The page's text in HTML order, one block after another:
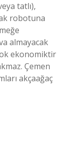
tatlı),
robotuna
almayacak
ekonomiktir
Çemen
akçaağaç